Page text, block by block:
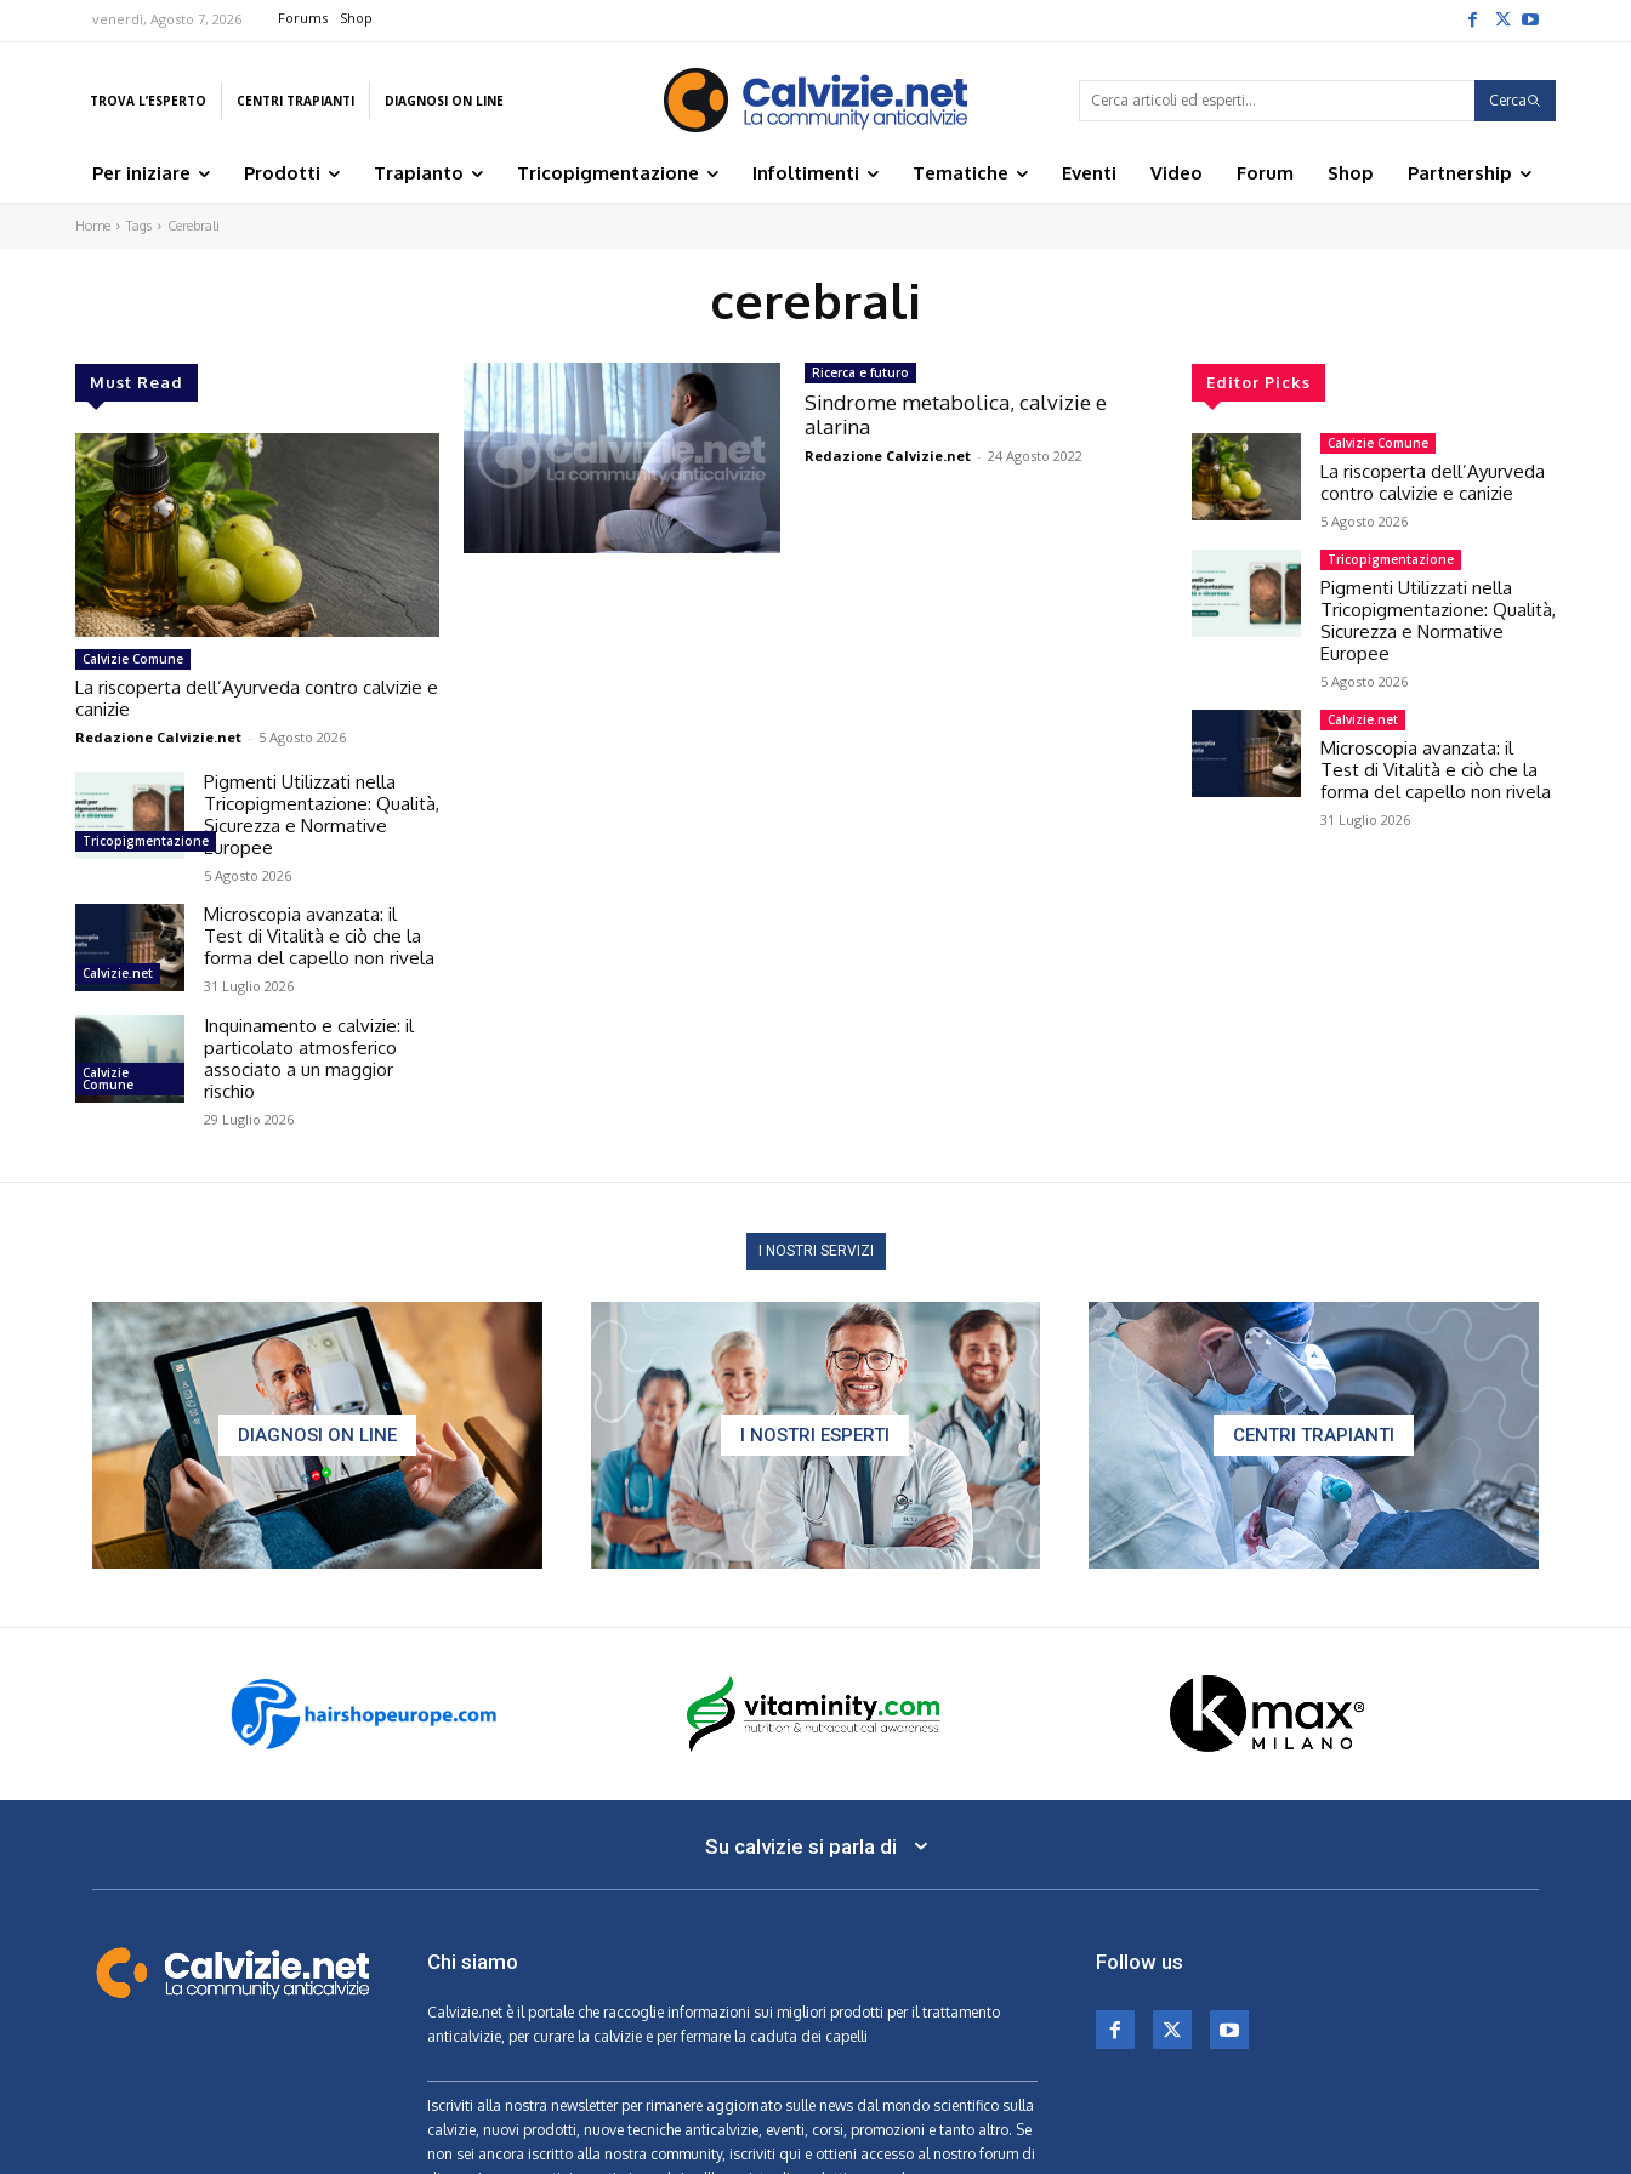
venerdì, Agosto 7, 2026 Forums Shop
TROVA L’ESPERTO CENTRI TRAPIANTI DIAGNOSI ON LINE Cerca
Per iniziare Prodotti Trapianto Tricopigmentazione Infoltimenti Tematiche Eventi Video Forum Shop Partnership
Home Tags Cerebrali
cerebrali
Must Read
Calvizie Comune
La riscoperta dell’Ayurveda contro calvizie e
canizie
Redazione Calvizie.net - 5 Agosto 2026
Tricopigmentazione
Pigmenti Utilizzati nella
Tricopigmentazione: Qualità,
Sicurezza e Normative
Europee
5 Agosto 2026
Calvizie.net
Microscopia avanzata: il
Test di Vitalità e ciò che la
forma del capello non rivela
31 Luglio 2026
Calvizie
Comune
Inquinamento e calvizie: il
particolato atmosferico
associato a un maggior
rischio
29 Luglio 2026
Ricerca e futuro
Sindrome metabolica, calvizie e
alarina
Redazione Calvizie.net - 24 Agosto 2022
Editor Picks
Calvizie Comune
La riscoperta dell’Ayurveda
contro calvizie e canizie
5 Agosto 2026
Tricopigmentazione
Pigmenti Utilizzati nella
Tricopigmentazione: Qualità,
Sicurezza e Normative
Europee
5 Agosto 2026
Calvizie.net
Microscopia avanzata: il
Test di Vitalità e ciò che la
forma del capello non rivela
31 Luglio 2026
I NOSTRI SERVIZI
DIAGNOSI ON LINE I NOSTRI ESPERTI CENTRI TRAPIANTI
Su calvizie si parla di
Chi siamo
Calvizie.netè il portale che raccoglie informazioni sui migliori prodotti per il trattamento
anticalvizie, per curare la calvizie e per fermare la caduta dei capelli
Iscriviti alla nostra newsletter per rimanere aggiornato sulle news dal mondo scientifico sulla
calvizie, nuovi prodotti, nuove tecniche anticalvizie, eventi, corsi, promozioni e tanto altro. Se
non sei ancora iscritto alla nostra community, iscriviti qui e ottieni accesso al nostro forum di
Follow us